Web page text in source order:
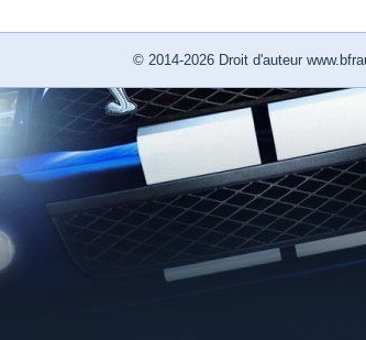
© 2014-2026 Droit d'auteur